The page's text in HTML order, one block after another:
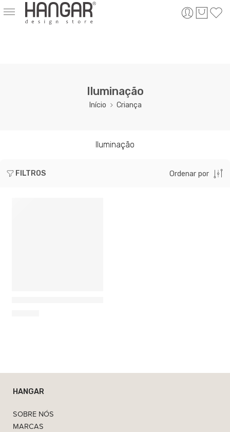
Iluminação
Início Criança
Iluminação
FILTROS Ordenar por
HANGAR
SOBRE NÓS
MARCAS